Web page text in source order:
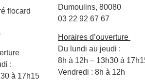
flocard
:
à 17h15
Dumoulins, 80080
03 22 92 67 67
Horaires d’ouverture
Du lundi au jeudi :
8h à 12h – 13h30 à
Vendredi : 8h à 12h